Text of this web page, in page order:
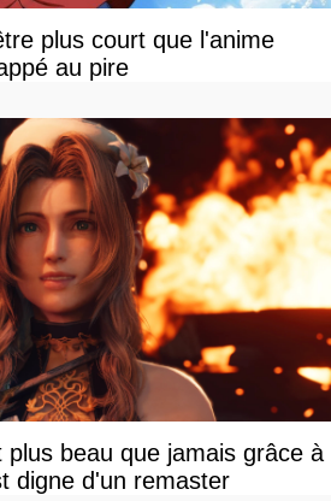
plus court que l'anime
au pire
plus beau que jamais grâce à
digne d'un remaster